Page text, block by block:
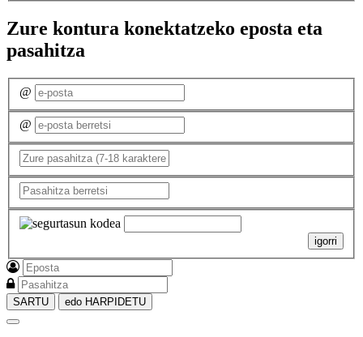
Zure kontura konektatzeko eposta eta
pasahitza
@
@
igorri
SARTU edo HARPIDETU